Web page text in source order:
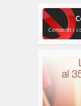
Consenti i